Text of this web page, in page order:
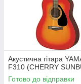
Акустична гітара
F310 (CHERRY
Готово до відправки